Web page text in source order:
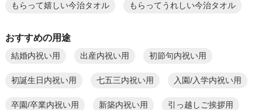
もらって嬉しい今治タオル もらってうれしい今治タオル
おすすめの用途
結婚内祝い用 出産内祝い用 初節句内祝い用
初誕生日内祝い用 七五三内祝い用 入園/入学内祝い用
卒園/卒業内祝い用 新築内祝い用 引っ越しご挨拶用